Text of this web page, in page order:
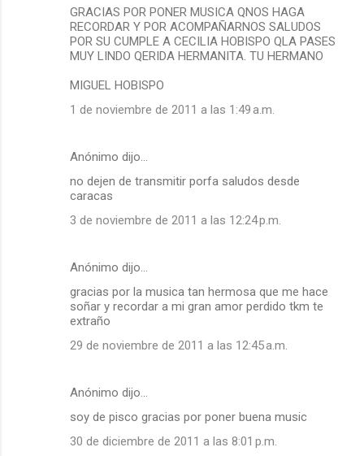
GRACIAS POR PONER MUSICA QNOS HAGA
RECORDAR Y POR ACOMPAÑARNOS SALUDOS
POR SU CUMPLE A CECILIA HOBISPO QLA PASES
MUY LINDO QERIDA HERMANITA. TU HERMANO
MIGUEL HOBISPO
1 de noviembre de 2011 a las 1:49 a.m.
Anónimo dijo…
no dejen de transmitir porfa saludos desde
caracas
3 de noviembre de 2011 a las 12:24 p.m.
Anónimo dijo…
gracias por la musica tan hermosa que me hace
soñar y recordar a mi gran amor perdido tkm te
extraño
29 de noviembre de 2011 a las 12:45 a.m.
Anónimo dijo…
soy de pisco gracias por poner buena music
30 de diciembre de 2011 a las 8:01 p.m.